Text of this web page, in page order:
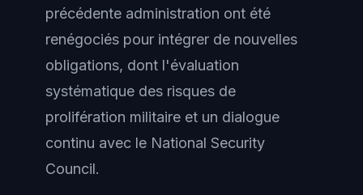
précédente administration ont été
renégociés pour intégrer de nouvelles
obligations, dont l'évaluation
systématique des risques de
prolifération militaire et un dialogue
continu avec le National Security
Council.